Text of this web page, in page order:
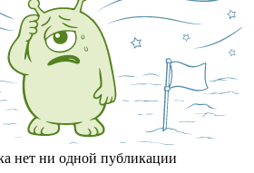
нет ни одной публикации